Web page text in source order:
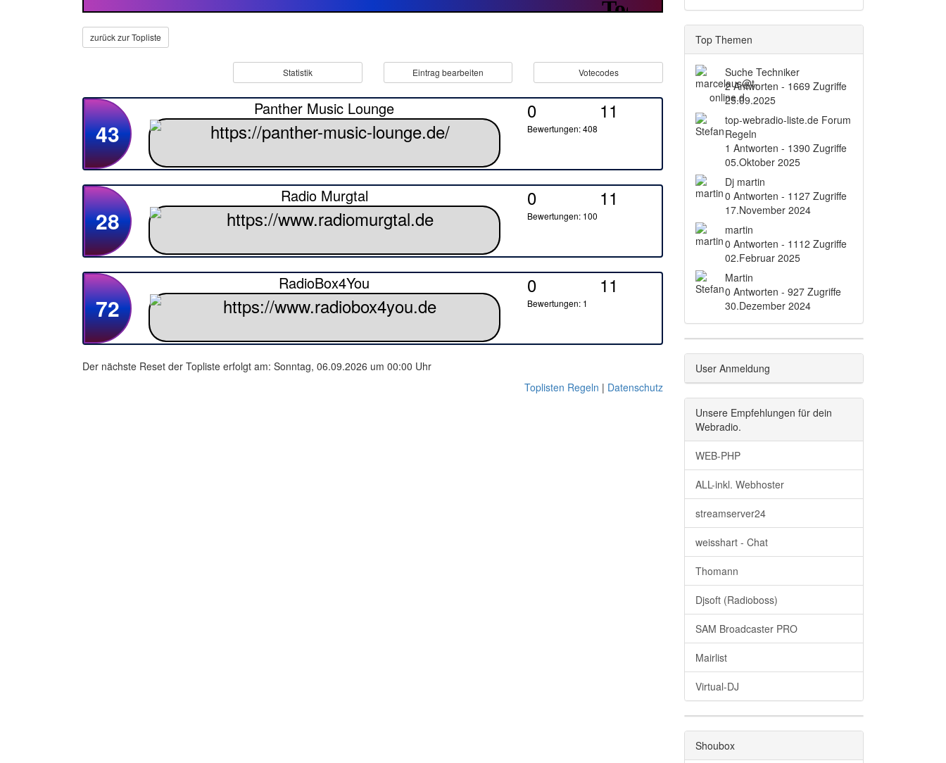
zurück zur Topliste
Statistik Eintrag bearbeiten Votecodes
43
Panther Music Lounge 0 11
Bewertungen: 408
28
Radio Murgtal 0 11
Bewertungen: 100
72
RadioBox4You 0 11
Bewertungen: 1
Der nächste Reset der Topliste erfolgt am: Sonntag, 06.09.2026 um 00:00 Uhr
Toplisten Regeln | Datenschutz
Top Themen
Suche Techniker
2 Antworten - 1669 Zugriffe
25.09.2025
top-webradio-liste.de Forum
Regeln
1 Antworten - 1390 Zugriffe
05.Oktober 2025
Dj martin
0 Antworten - 1127 Zugriffe
17.November 2024
martin
0 Antworten - 1112 Zugriffe
02.Februar 2025
Martin
0 Antworten - 927 Zugriffe
30.Dezember 2024
User Anmeldung
Unsere Empfehlungen für dein
Webradio.
WEB-PHP
ALL-inkl. Webhoster
streamserver24
weisshart - Chat
Thomann
Djsoft (Radioboss)
SAM Broadcaster PRO
Mairlist
Virtual-DJ
Shoubox